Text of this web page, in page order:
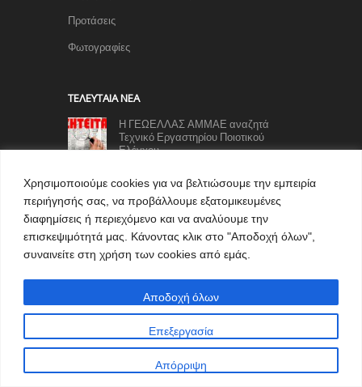
Χρησιμοποιούμε cookies για να βελτιώσουμε την εμπειρία
περιήγησής σας, να προβάλλουμε εξατομικευμένες
διαφημίσεις ή περιεχόμενο και να αναλύουμε την
επισκεψιμότητά μας. Κάνοντας κλικ στο "Αποδοχή όλων",
συναινείτε στη χρήση των cookies από εμάς.
Επεξεργασία
Απόρριψη
Αποδοχή όλων
Προτάσεις
Φωτογραφίες
TΕΛΕΥΤΑΊΑ ΝΈΑ
Η ΓΕΩΕΛΛΑΣ ΑΜΜΑΕ αναζητά
Τεχνικό Εργαστηρίου Ποιοτικού
Ελέγχου
Εντάχθηκε το έργο της
αποκατάστασης των υποδομών
άρδευσης και ύδρευσης στην
Πεντάβρυσο Καστοριάς
05/08/2026
στο περιθώριο: Όταν οι αριθμοί των
μόνιμων διορισμών εκπαιδευτικών
εκθέτουν τις διακηρύξεις – Άρθρο του Αθανάσιου
05/08/2026
Τριχόπτωση και μεταμόσχευση
μαλλιών: Αιτίες, θεραπείες και